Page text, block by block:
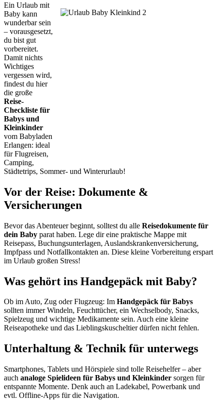
Ein Urlaub mit
Baby kann
wunderbar sein
– vorausgesetzt,
du bist gut
vorbereitet.
Damit nichts
Wichtiges
vergessen wird,
findest du hier
die große
Reise-
Checkliste für
Babys und
Kleinkinder
vom Babyladen
Erlangen: ideal
für Flugreisen,
Camping,
Städtetrips, Sommer- und Winterurlaub!
Vor der Reise: Dokumente &
Versicherungen
Bevor das Abenteuer beginnt, solltest du alle Reisedokumente für
dein Baby parat haben. Lege dir eine praktische Mappe mit
Reisepass, Buchungsunterlagen, Auslandskrankenversicherung,
Impfpass und Notfallkontakten an. Diese kleine Vorbereitung erspart
im Urlaub großen Stress!
Was gehört ins Handgepäck mit Baby?
Ob im Auto, Zug oder Flugzeug: Im Handgepäck für Babys
sollten immer Windeln, Feuchttücher, ein Wechselbody, Snacks,
Spielzeug und wichtige Medikamente sein. Auch eine kleine
Reiseapotheke und das Lieblingskuscheltier dürfen nicht fehlen.
Unterhaltung & Technik für unterwegs
Smartphones, Tablets und Hörspiele sind tolle Reisehelfer – aber
auch analoge Spielideen für Babys und Kleinkinder sorgen für
entspannte Momente. Denk auch an Ladekabel, Powerbank und
evtl. Offline-Apps für die Navigation.